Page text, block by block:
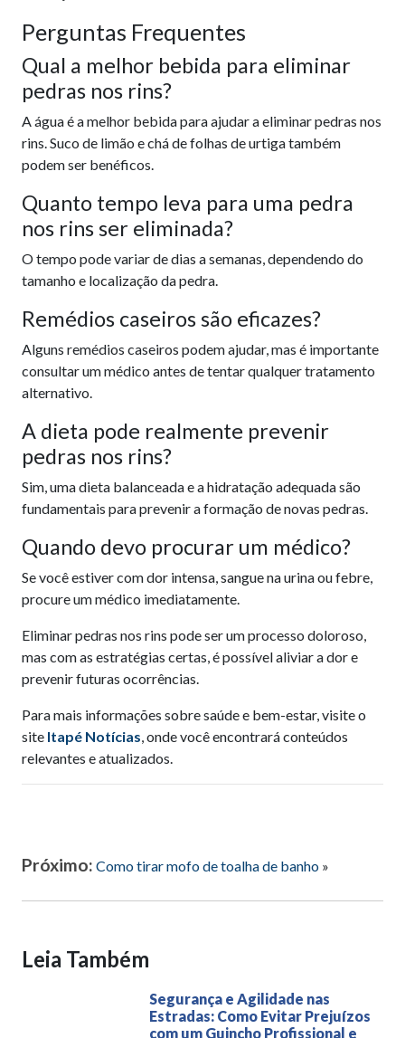
Perguntas Frequentes
Qual a melhor bebida para eliminar
pedras nos rins?
A água é a melhor bebida para ajudar a eliminar pedras nos
rins. Suco de limão e chá de folhas de urtiga também
podem ser benéficos.
Quanto tempo leva para uma pedra
nos rins ser eliminada?
O tempo pode variar de dias a semanas, dependendo do
tamanho e localização da pedra.
Remédios caseiros são eficazes?
Alguns remédios caseiros podem ajudar, mas é importante
consultar um médico antes de tentar qualquer tratamento
alternativo.
A dieta pode realmente prevenir
pedras nos rins?
Sim, uma dieta balanceada e a hidratação adequada são
fundamentais para prevenir a formação de novas pedras.
Quando devo procurar um médico?
Se você estiver com dor intensa, sangue na urina ou febre,
procure um médico imediatamente.
Eliminar pedras nos rins pode ser um processo doloroso,
mas com as estratégias certas, é possível aliviar a dor e
prevenir futuras ocorrências.
Para mais informações sobre saúde e bem-estar, visite o
site Itapé Notícias, onde você encontrará conteúdos
relevantes e atualizados.
Próximo: Como tirar mofo de toalha de banho »
Leia Também
Segurança e Agilidade nas
Estradas: Como Evitar Prejuízos
com um Guincho Profissional e